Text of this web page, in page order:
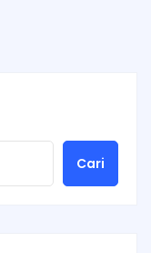
Cari